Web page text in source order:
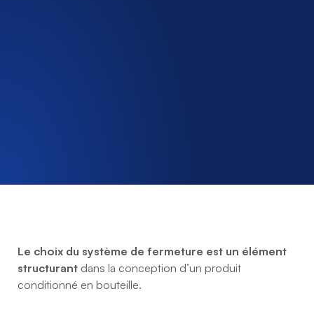
Le choix du système de fermeture est un élément
structurantdans la conception d’un produit
conditionné en bouteille.